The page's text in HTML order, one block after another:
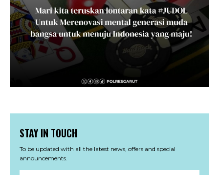
STAY IN TOUCH
To be updated with all the latest news, offers and special
announcements.